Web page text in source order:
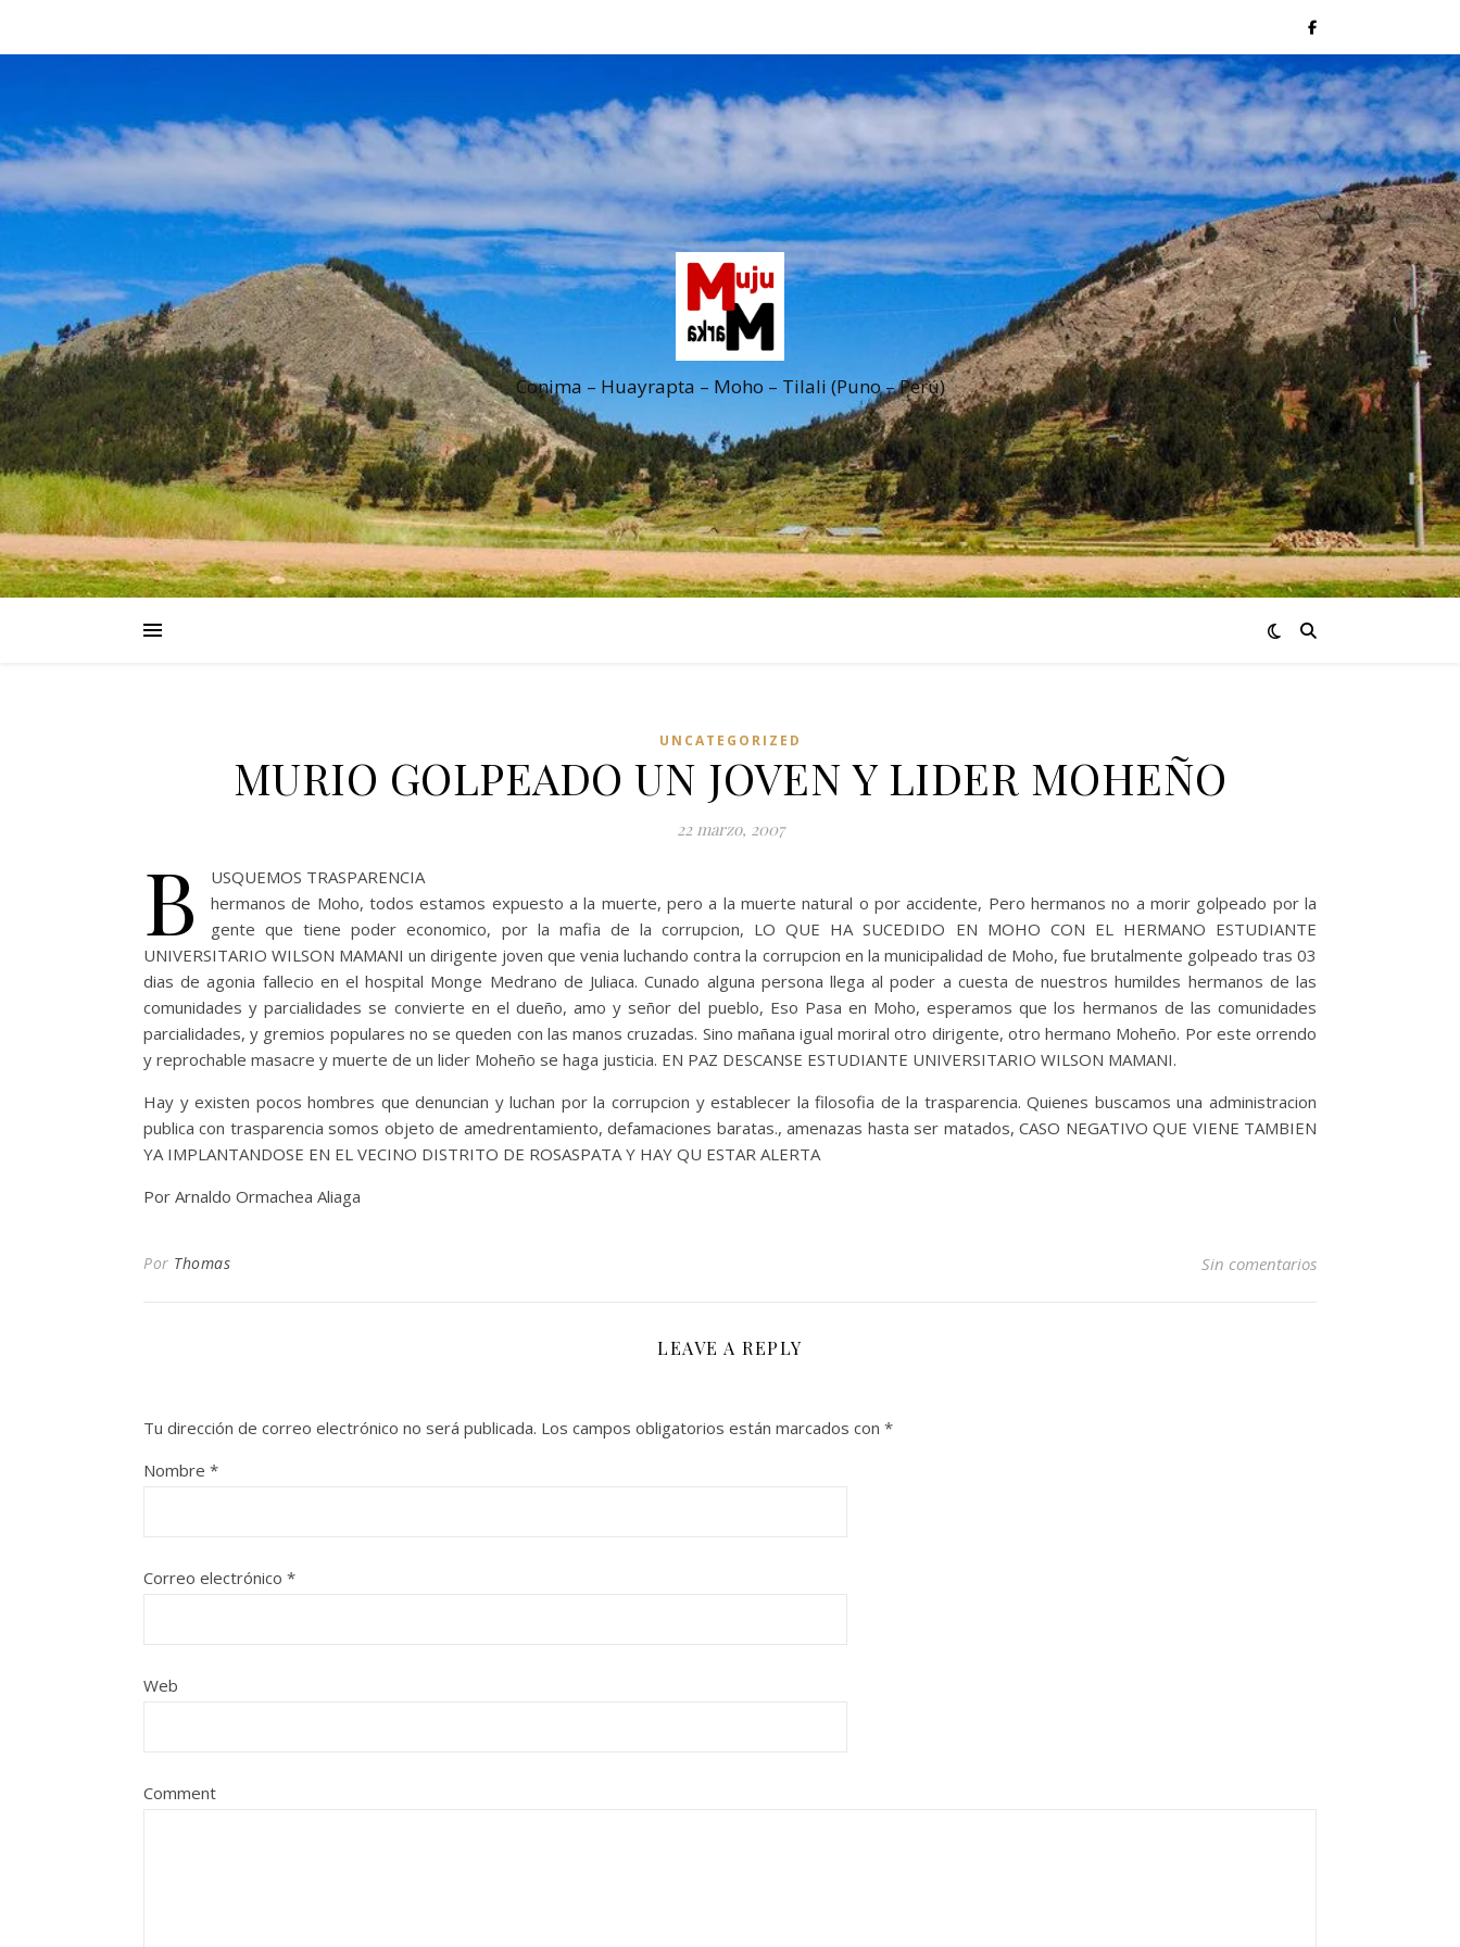
Conima – Huayrapta – Moho – Tilali (Puno – Perú)
UNCATEGORIZED
MURIO GOLPEADO UN JOVEN Y LIDER MOHEÑO
22 marzo, 2007
B
USQUEMOS TRASPARENCIA
hermanos de Moho, todos estamos expuesto a la muerte, pero a la muerte natural o por accidente, Pero hermanos no a morir golpeado por la
gente que tiene poder economico, por la mafia de la corrupcion, LO QUE HA SUCEDIDO EN MOHO CON EL HERMANO ESTUDIANTE
UNIVERSITARIO WILSON MAMANI un dirigente joven que venia luchando contra la corrupcion en la municipalidad de Moho, fue brutalmente golpeado tras 03
dias de agonia fallecio en el hospital Monge Medrano de Juliaca. Cunado alguna persona llega al poder a cuesta de nuestros humildes hermanos de las
comunidades y parcialidades se convierte en el dueño, amo y señor del pueblo, Eso Pasa en Moho, esperamos que los hermanos de las comunidades
parcialidades, y gremios populares no se queden con las manos cruzadas. Sino mañana igual moriral otro dirigente, otro hermano Moheño. Por este orrendo
y reprochable masacre y muerte de un lider Moheño se haga justicia. EN PAZ DESCANSE ESTUDIANTE UNIVERSITARIO WILSON MAMANI.
Hay y existen pocos hombres que denuncian y luchan por la corrupcion y establecer la filosofia de la trasparencia. Quienes buscamos una administracion
publica con trasparencia somos objeto de amedrentamiento, defamaciones baratas., amenazas hasta ser matados, CASO NEGATIVO QUE VIENE TAMBIEN
YA IMPLANTANDOSE EN EL VECINO DISTRITO DE ROSASPATA Y HAY QU ESTAR ALERTA
Por Arnaldo Ormachea Aliaga
Por Thomas Sin comentarios
LEAVE A REPLY
Tu dirección de correo electrónico no será publicada. Los campos obligatorios están marcados con *
Nombre *
Correo electrónico *
Web
Comment